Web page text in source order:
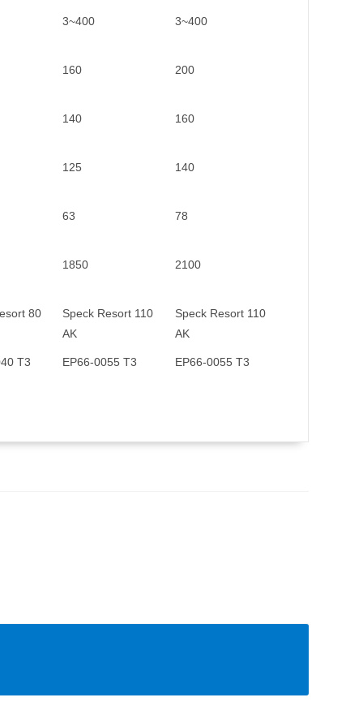
3~400 3~400
160 200
140 160
125 140
63 78
1850 2100
80
Speck Resort 110
AK
Speck Resort 110
AK
T3 EP66-0055 T3 EP66-0055 T3